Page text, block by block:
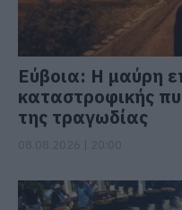
Εύβοια: Η μαύρη
καταστροφικής
της τραγωδίας